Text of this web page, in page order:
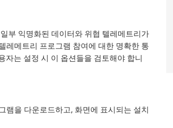
부 익명화된 데이터와 위협 텔레메트리가
레메트리 프로그램 참여에 대한 명확한 통
자는 설정 시 이 옵션들을 검토해야 합니
을 다운로드하고, 화면에 표시되는 설치